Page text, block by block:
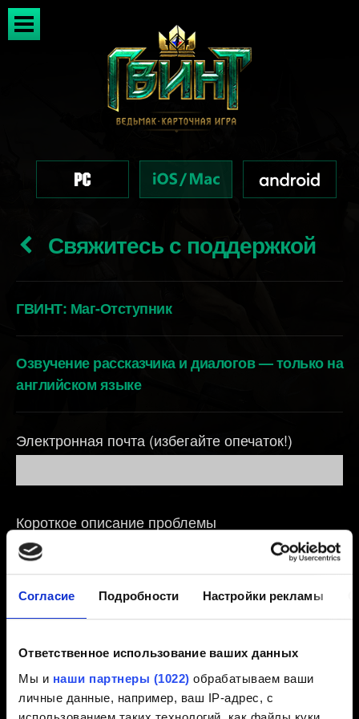
Согласие Подробности Настройки рекламы
Ответственное использование ваших данных
Мы и наши партнеры (1022) обрабатываем ваши
личные данные, например, ваш IP-адрес, с
Свяжитесь с поддержкой
ГВИНТ: Маг-Отступник
Озвучение рассказчика и диалогов — только на
английском языке
Электронная почта (избегайте опечаток!)
Короткое описание проблемы
0/20
Добавление файла
Вы можете прикрепить файл к вашему сообщению,
например скриншот трудностей с графикой.